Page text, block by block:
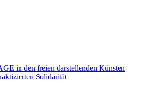
in den freien darstellenden Künsten
Solidarität